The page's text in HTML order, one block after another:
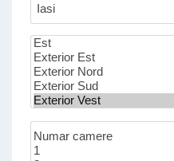
Zona:
Numar
camere: